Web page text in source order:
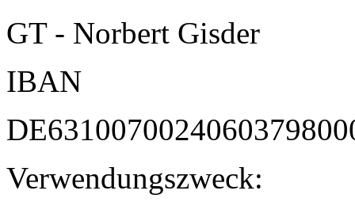
GT - Norbert Gisder
IBAN
Verwendungszweck: